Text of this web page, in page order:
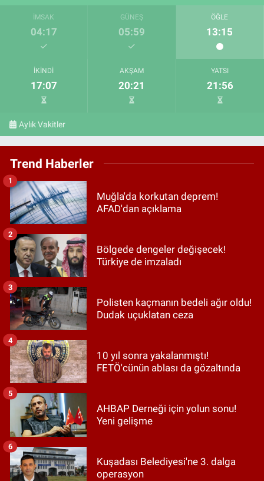
İMSAK
04:17
GÜNEŞ
05:59
ÖĞLE
13:15
İKINDI
17:07
AKŞAM
20:21
YATSI
21:56
Aylık Vakitler
Trend Haberler
Muğla'da korkutan deprem!
AFAD'dan açıklama
1
Bölgede dengeler değişecek!
Türkiye de imzaladı
2
Polisten kaçmanın bedeli ağır oldu!
Dudak uçuklatan ceza
3
10 yıl sonra yakalanmıştı!
FETÖ'cünün ablası da gözaltında
4
AHBAP Derneği için yolun sonu!
Yeni gelişme
5
Kuşadası Belediyesi'ne 3. dalga
operasyon
6